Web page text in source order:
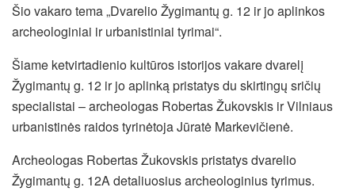
Šio vakaro tema „Dvarelio Žygimantų g. 12 ir jo aplinkos
archeologiniai ir urbanistiniai tyrimai“.
Šiame ketvirtadienio kultūros istorijos vakare dvarelį
Žygimantų g. 12 ir jo aplinką pristatys du skirtingų sričių
specialistai – archeologas Robertas Žukovskis ir Vilniaus
urbanistinės raidos tyrinėtoja Jūratė Markevičienė.
Archeologas Robertas Žukovskis pristatys dvarelio
Žygimantų g. 12A detaliuosius archeologinius tyrimus.